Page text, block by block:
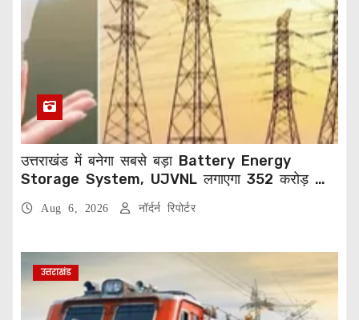
उत्तराखंड में बनेगा सबसे बड़ा Battery Energy
Storage System, UJVNL लगाएगा 352 करोड़ का
Aug 6, 2026 नॉर्दर्न रिपोर्टर
उत्तराखंड